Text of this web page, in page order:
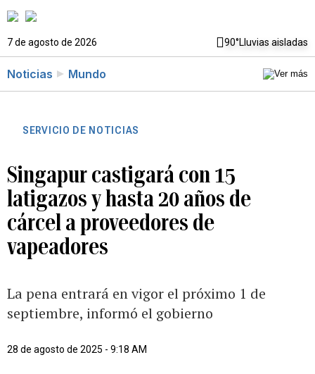
7 de agosto de 2026 90°Lluvias aisladas
Noticias Mundo
SERVICIO DE NOTICIAS
Singapur castigará con 15
latigazos y hasta 20 años de
cárcel a proveedores de
vapeadores
La pena entrará en vigor el próximo 1 de
septiembre, informó el gobierno
28 de agosto de 2025 - 9:18 AM